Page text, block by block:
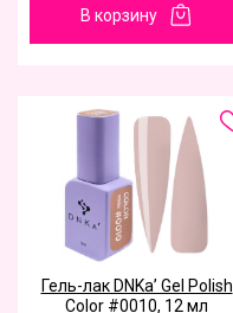
В корзину
Гель-лак DNKa’ Gel Polish
Color #0010, 12 мл